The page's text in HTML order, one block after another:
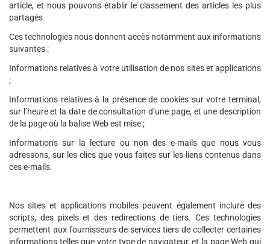
article, et nous pouvons établir le classement des articles les plus
partagés.
Ces technologies nous donnent accès notamment aux informations
suivantes :
Informations relatives à votre utilisation de nos sites et applications
;
Informations relatives à la présence de cookies sur votre terminal,
sur l’heure et la date de consultation d’une page, et une description
de la page où la balise Web est mise ;
Informations sur la lecture ou non des e-mails que nous vous
adressons, sur les clics que vous faites sur les liens contenus dans
ces e-mails.
Nos sites et applications mobiles peuvent également inclure des
scripts, des pixels et des redirections de tiers. Ces technologies
permettent aux fournisseurs de services tiers de collecter certaines
informations telles que votre type de navigateur, et la page Web qui